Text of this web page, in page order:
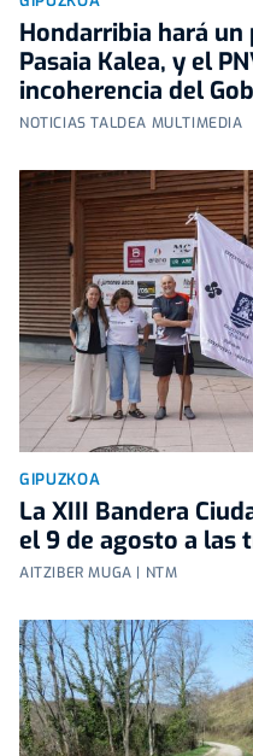
Hondarribia hará un
Pasaia Kalea, y el
incoherencia del
NOTICIAS TALDEA MULTIMEDIA
GIPUZKOA
La XIII Bandera
el 9 de agosto a las
AITZIBER MUGA | NTM